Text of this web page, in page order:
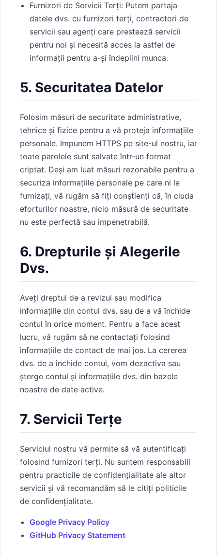
Furnizori de Servicii Terți: Putem partaja
datele dvs. cu furnizori terți, contractori de
servicii sau agenți care prestează servicii
pentru noi și necesită acces la astfel de
informații pentru a-și îndeplini munca.
5. Securitatea Datelor
Folosim măsuri de securitate administrative,
tehnice și fizice pentru a vă proteja informațiile
personale. Impunem HTTPS pe site-ul nostru, iar
toate parolele sunt salvate într-un format
criptat. Deși am luat măsuri rezonabile pentru a
securiza informațiile personale pe care ni le
furnizați, vă rugăm să fiți conștienți că, în ciuda
eforturilor noastre, nicio măsură de securitate
nu este perfectă sau impenetrabilă.
6. Drepturile și Alegerile
Dvs.
Aveți dreptul de a revizui sau modifica
informațiile din contul dvs. sau de a vă închide
contul în orice moment. Pentru a face acest
lucru, vă rugăm să ne contactați folosind
informațiile de contact de mai jos. La cererea
dvs. de a închide contul, vom dezactiva sau
șterge contul și informațiile dvs. din bazele
noastre de date active.
7. Servicii Terțe
Serviciul nostru vă permite să vă autentificați
folosind furnizori terți. Nu suntem responsabili
pentru practicile de confidențialitate ale altor
servicii și vă recomandăm să le citiți politicile
de confidențialitate.
Google Privacy Policy
GitHub Privacy Statement